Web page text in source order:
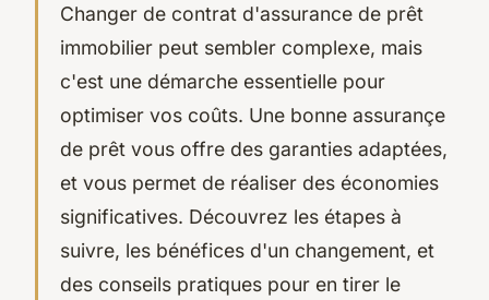
Changer de contrat d'assurance de prêt
immobilier peut sembler complexe, mais
c'est une démarche essentielle pour
optimiser vos coûts. Une bonne assurançe
de prêt vous offre des garanties adaptées,
et vous permet de réaliser des économies
significatives. Découvrez les étapes à
suivre, les bénéfices d'un changement, et
des conseils pratiques pour en tirer le